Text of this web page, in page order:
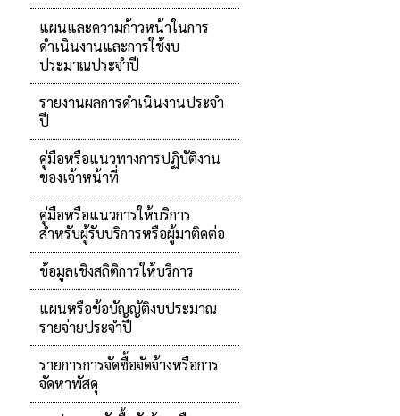
แผนและความก้าวหน้าในการ
ดำเนินงานและการใช้งบ
ประมาณประจำปี
รายงานผลการดำเนินงานประจำ
ปี
คู่มือหรือแนวทางการปฏิบัติงาน
ของเจ้าหน้าที่
คู่มือหรือแนวการให้บริการ
สำหรับผู้รับบริการหรือผู้มาติดต่อ
ข้อมูลเชิงสถิติการให้บริการ
แผนหรือข้อบัญญัติงบประมาณ
รายจ่ายประจำปี
รายการการจัดซื้อจัดจ้างหรือการ
จัดหาพัสดุ